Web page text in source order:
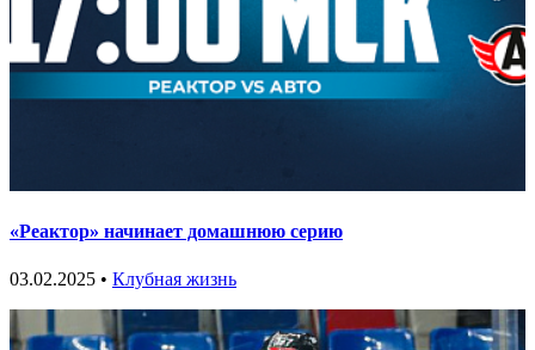
«Реактор» начинает домашнюю серию
03.02.2025 • Клубная жизнь